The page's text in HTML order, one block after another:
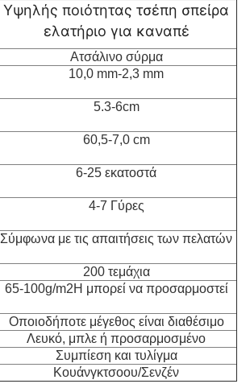
Υψηλής ποιότητας τσέπη σπείρα
ελατήριο για καναπέ
Ατσάλινο σύρμα
10,0 mm-2,3 mm
5.3-6cm
60,5-7,0 cm
6-25 εκατοστά
4-7 Γύρες
Σύμφωνα με τις απαιτήσεις των πελατών
200 τεμάχια
65-100g/m2Η μπορεί να προσαρμοστεί
Οποιοδήποτε μέγεθος είναι διαθέσιμο
Λευκό, μπλε ή προσαρμοσμένο
Συμπίεση και τυλίγμα
Κουάνγκτσοου/Σενζέν